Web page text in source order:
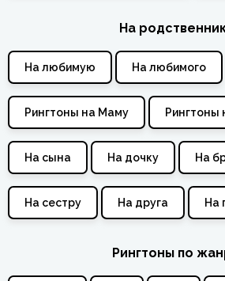
На
На любимую На любимого
Рингтоны на Маму Рингтоны
На сына На дочку На
На сестру На друга На
Рингтоны по